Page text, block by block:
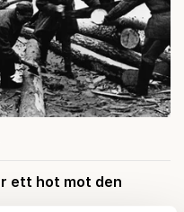
ett hot mot den